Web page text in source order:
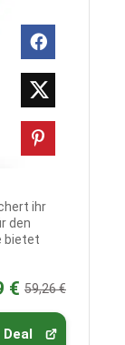
ihr
den
bietet
€ 59,26 €